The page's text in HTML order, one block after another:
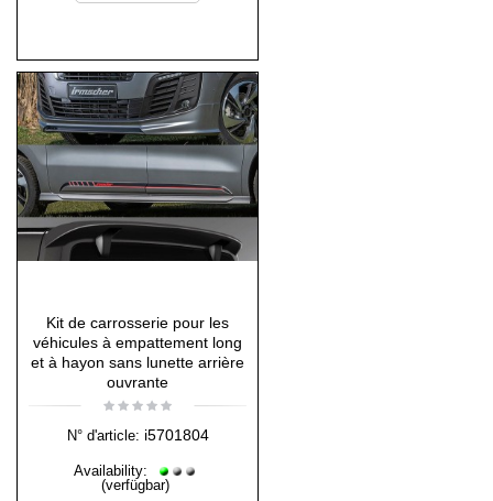
Kit de carrosserie pour les
véhicules à empattement long
et à hayon sans lunette arrière
ouvrante
N° d'article: i5701804
Availability:
(verfügbar)